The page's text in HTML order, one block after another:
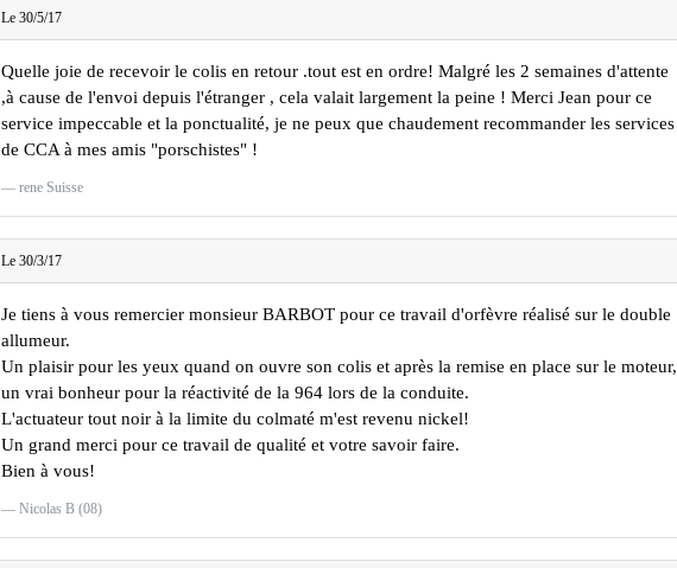
Le 30/5/17
Quelle joie de recevoir le colis en retour .tout est en ordre! Malgré les 2 semaines d'attente
,à cause de l'envoi depuis l'étranger , cela valait largement la peine ! Merci Jean pour ce
service impeccable et la ponctualité, je ne peux que chaudement recommander les services
de CCA à mes amis "porschistes" !
rene Suisse
Le 30/3/17
Je tiens à vous remercier monsieur BARBOT pour ce travail d'orfèvre réalisé sur le double
allumeur.
Un plaisir pour les yeux quand on ouvre son colis et après la remise en place sur le moteur,
un vrai bonheur pour la réactivité de la 964 lors de la conduite.
L'actuateur tout noir à la limite du colmaté m'est revenu nickel!
Un grand merci pour ce travail de qualité et votre savoir faire.
Bien à vous!
Nicolas B (08)